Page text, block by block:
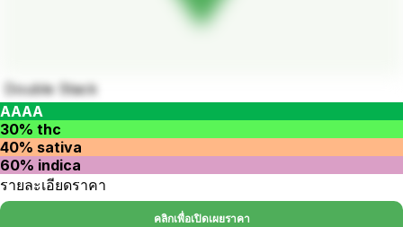
Double Stack
AAAA
30% thc
40% sativa
60% indica
รายละเอียดราคา
คลิกเพื่อเปิดเผยราคา